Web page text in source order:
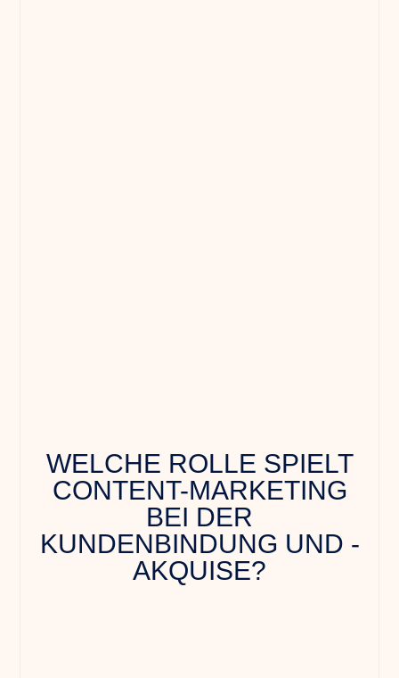
WELCHE ROLLE SPIELT
CONTENT-MARKETING
BEI DER
KUNDENBINDUNG UND -
AKQUISE?